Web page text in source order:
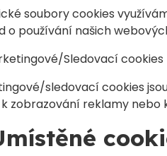
soubory cookies
o používání našich
Sledovací cookies
sledovací cookies
zobrazování reklamy nebo